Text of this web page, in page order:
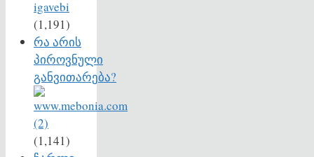
(1,191)
რა არის
პიროვნული
განვითარება?
(1,141)